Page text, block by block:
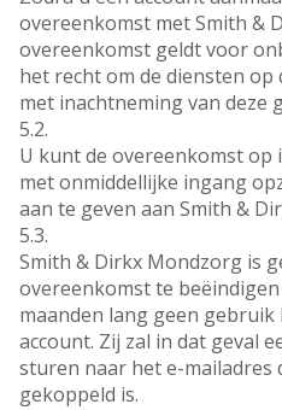
overeenkomst met Smith &
overeenkomst geldt voor
het recht om de diensten
met inachtneming van deze
5.2.
U kunt de overeenkomst op
met onmiddellijke ingang
aan te geven aan Smith &
5.3.
Smith & Dirkx Mondzorg is
overeenkomst te
maanden lang geen
account. Zij zal in dat geval
sturen naar het e-mailadres
gekoppeld is.